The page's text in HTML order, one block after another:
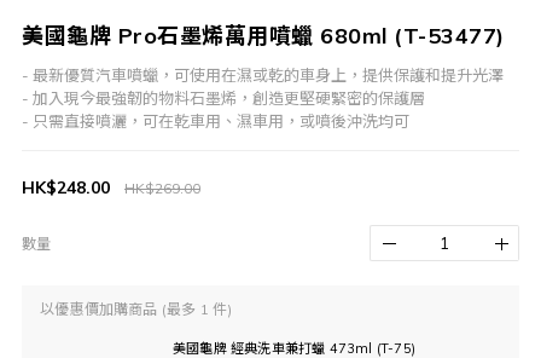
美國龜牌 Pro石墨烯萬用噴蠟 680ml (T-53477)
- 最新優質汽車噴蠟，可使用在濕或乾的車身上，提供保護和提升光澤
- 加入現今最強韌的物料石墨烯，創造更堅硬緊密的保護層
- 只需直接噴灑，可在乾車用、濕車用，或噴後沖洗均可
HK$269.00
HK$248.00
數量
以優惠價加購商品 (最多 1 件)
美國龜牌 經典洗車兼打蠟 473ml (T-75)